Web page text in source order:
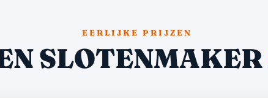
EERLIJKE PRIJZEN
SLOTENMAKER